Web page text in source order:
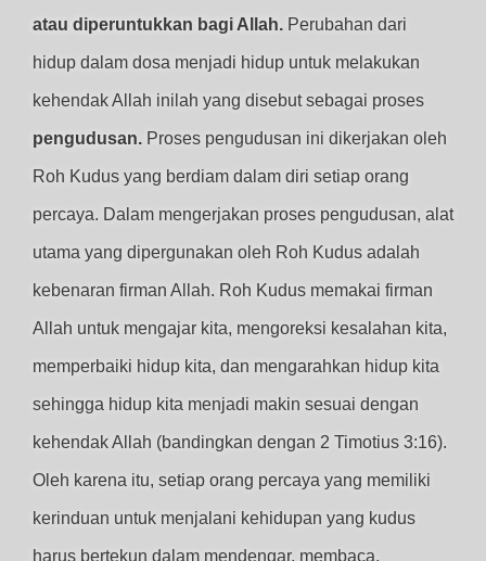
atau diperuntukkan bagi Allah. Perubahan dari
hidup dalam dosa menjadi hidup untuk melakukan
kehendak Allah inilah yang disebut sebagai proses
pengudusan. Proses pengudusan ini dikerjakan oleh
Roh Kudus yang berdiam dalam diri setiap orang
percaya. Dalam mengerjakan proses pengudusan, alat
utama yang dipergunakan oleh Roh Kudus adalah
kebenaran firman Allah. Roh Kudus memakai firman
Allah untuk mengajar kita, mengoreksi kesalahan kita,
memperbaiki hidup kita, dan mengarahkan hidup kita
sehingga hidup kita menjadi makin sesuai dengan
kehendak Allah (bandingkan dengan 2 Timotius 3:16).
Oleh karena itu, setiap orang percaya yang memiliki
kerinduan untuk menjalani kehidupan yang kudus
harus bertekun dalam mendengar, membaca,